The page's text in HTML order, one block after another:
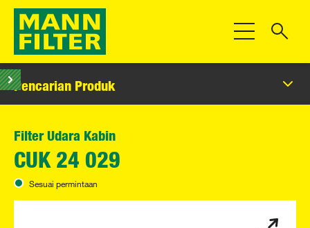
Beralih
Pencarian Produk
Filter Udara Kabin
CUK 24 029
Sesuai permintaan